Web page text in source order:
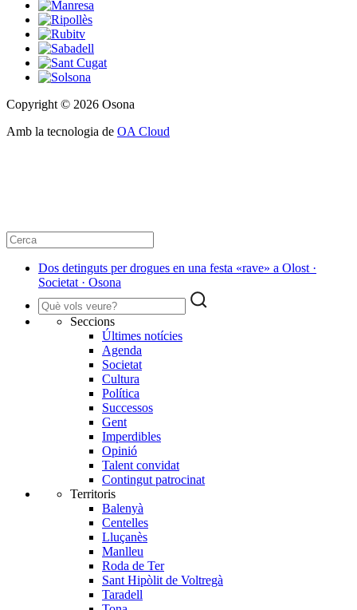
Copyright © 2026 Osona
Amb la tecnologia de OA Cloud
Dos detinguts per drogues en una festa «rave» a Olost ·
Societat · Osona
Seccions
Últimes notícies
Agenda
Societat
Cultura
Política
Successos
Gent
Imperdibles
Opinió
Talent convidat
Contingut patrocinat
Territoris
Balenyà
Centelles
Lluçanès
Manlleu
Roda de Ter
Sant Hipòlit de Voltregà
Taradell